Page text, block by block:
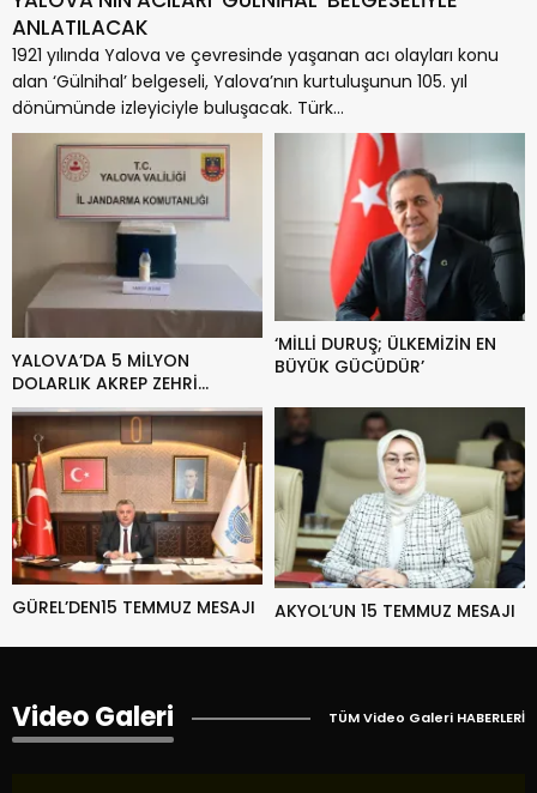
ANLATILACAK
1921 yılında Yalova ve çevresinde yaşanan acı olayları konu
alan ‘Gülnihal’ belgeseli, Yalova’nın kurtuluşunun 105. yıl
dönümünde izleyiciyle buluşacak. Türk...
YALOVA’DA 5 MİLYON
DOLARLIK AKREP ZEHRİ
OPERASYONU
‘MİLLİ DURUŞ; ÜLKEMİZİN EN
BÜYÜK GÜCÜDÜR’
GÜREL’DEN15 TEMMUZ MESAJI AKYOL’UN 15 TEMMUZ MESAJI
Video Galeri TÜM Video Galeri HABERLERİ